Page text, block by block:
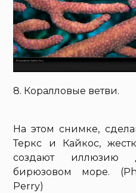
8. Коралловые ветви.
На этом снимке,
Теркс и Кайкос,
создают
бирюзовом море.
Perry)